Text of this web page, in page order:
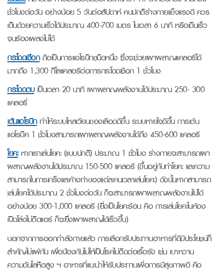
ชั่วโมงต่อวัน อย่างน้อย 5 วันต่อสัปดาห์ คนปกติร่างกายแข็งแรงดี ควร
เดินด้วยความเร็วได้ประมาณ 400-700 เมตร ในเวลา 6 นาที หรือเดินเร็ว
จนร้องเพลงไม่ได้
กระโดดเชือก ถือเป็นการแอโรบิกชนิดหนึ่ง ซึ่งจะช่วยเผาผลาญแคลอรีได้
มากถึง 1,300 กิโลแคลอรีต่อการกระโดดเชือก 1 ชั่วโมง
กระโดดตบเป็นเวลา 20 นาที เผาผลาญพลังงานได้ประมาณ 250- 300
แคลอรี่
เต้นแอโรบิกทำให้ระบบไหลเวียนของเลือดดีขึ้น ระบบหายใจดีขึ้น การเต้น
แอโรบิค 1 ชั่วโมงสามารถเผาผลาญพลังงานได้ถึง 450-600 แคลอรี
โยคะหากเราเล่นโยคะ (แบบปกติ) ประมาณ 1 ชั่วโมง ร่างกายจะสามารถเผา
ผลาญพลังงานได้ประมาณ 150-500 แคลอรี (ขึ้นอยู่กับท่าโยคะ และความ
สามารถในการเกร็งและค้างท่าของแต่ละคนเวลาเล่นโยคะ) ดังนั้นหากสามารถ
เล่นโยคะได้ประมาณ 2 ชั่วโมงต่อวัน ก็จะสามารถเผาผลาญพลังงานไปได้
อย่างน้อย 300-1,000 แคลอรี (ยิ่งเป็นโยคะร้อน คือ การเล่นโยคะในห้อง
เปิดโล่งไม่ติดแอร์ ก็จะยิ่งเผาผลาญได้เร็วขึ้น)
นอกจากการออกกำลังกายแล้ว การเลือกรับประทานอาหารที่ดีมีประโยชน์ก็
สำคัญไม่แพ้กัน เพื่อป้องกันไม่ให้เป็นโรคไม่ติดต่อเรื้อรัง เช่น เบาหวาน
ความดันโลหิตสูง ฯ อาหารที่แนะนำให้รับประทานเพื่อการมีสุขภาพดี คือ